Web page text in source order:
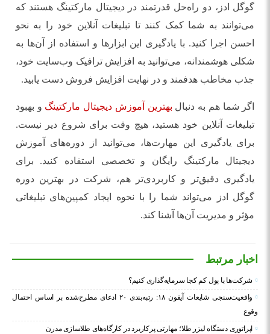
گوگل ادز، دو راه‌حل قدرتمند در دیجیتال مارکتینگ هستند که
می‌توانند به شما کمک کنند تا تبلیغات آنلاین خود را به نحو
احسن اجرا کنید. با یادگیری این ابزارها و استفاده از آن‌ها به
شکلی هوشمندانه، می‌توانید به افزایش ترافیک وب‌سایت خود،
جذب مخاطب هدفمند و در نهایت افزایش فروش دست یابید.
اگر شما هم به دنبال بهترین آموزش دیجیتال مارکتینگ و بهبود
تبلیغات آنلاین خود هستید، هیچ وقت برای شروع دیر نیست.
برای یادگیری این مهارت‌ها، می‌توانید از دوره‌های آموزش
دیجیتال مارکتینگ رایگان و تخصصی استفاده کنید. برای
یادگیری دقیق‌تر و کاربردی‌تر هم، شرکت در بهترین دوره
گوگل ادز می‌تواند شما را با نحوه ایجاد کمپین‌های تبلیغاتی
مؤثر و مدیریت آن‌ها آشنا کند.
اخبار مرتبط
شرکت‌ها با پول کم کجا سرمایه‌گذاری کنیم؟
واقعیت‌سنجی شایعات آیفون ۱۸: رتبه‌بندی ۲۰ ادعای مطرح‌شده بر اساس احتمال
وقوع
اپراتوری دستگاه لیزر طلا؛ مهارتی پرکاربرد در کارگاه‌های طلاسازی مدرن